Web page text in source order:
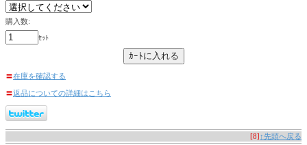
購入数:
ｾｯﾄ
〓在庫を確認する
〓返品についての詳細はこちら
[8] ↑先頭へ戻る